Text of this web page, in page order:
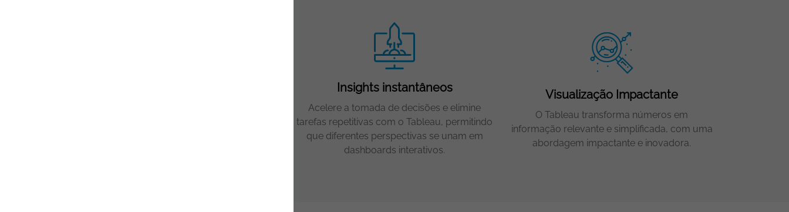
Insights instantâneos
Acelere a tomada de decisões e elimine
tarefas repetitivas com o Tableau, permitindo
que diferentes perspectivas se unam em
dashboards interativos.
Visualização Impactante
O Tableau transforma números em
informação relevante e simplificada, com uma
abordagem impactante e inovadora.